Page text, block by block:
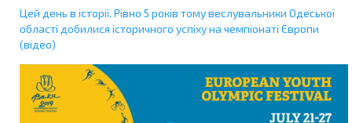
Цей день в історії. Рівно 5 років тому веслувальники Одеської
області добилися історичного успіху на чемпіонаті Європи
(відео)